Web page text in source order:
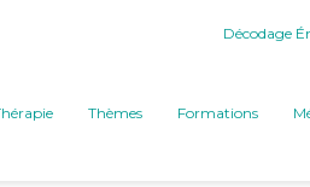
Décodage
Thèmes Formations